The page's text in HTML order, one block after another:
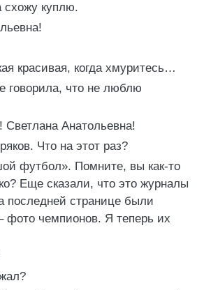
куплю.
красивая, когда хмуритесь…
говорила, что не люблю
Светлана Анатольевна!
Что на этот раз?
футбол». Помните, вы как-то
Еще сказали, что это журналы
последней странице были
фото чемпионов. Я теперь их